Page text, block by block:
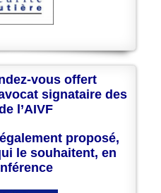
vous offert
signataire des
l’AIVF
proposé,
le souhaitent, en